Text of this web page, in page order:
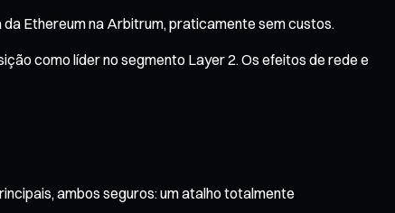
Ethereum na Arbitrum, praticamente sem custos.
como líder no segmento Layer 2. Os efeitos de rede e
ambos seguros: um atalho totalmente